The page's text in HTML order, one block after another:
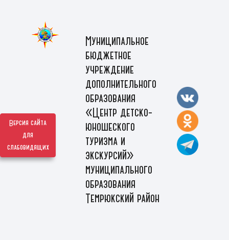
Версия сайта
для
слабовидящих
Муниципальное
бюджетное
учреждение
дополнительного
образования
«Центр детско-
юношеского
туризма и
экскурсий»
муниципального
образования
Темрюкский район